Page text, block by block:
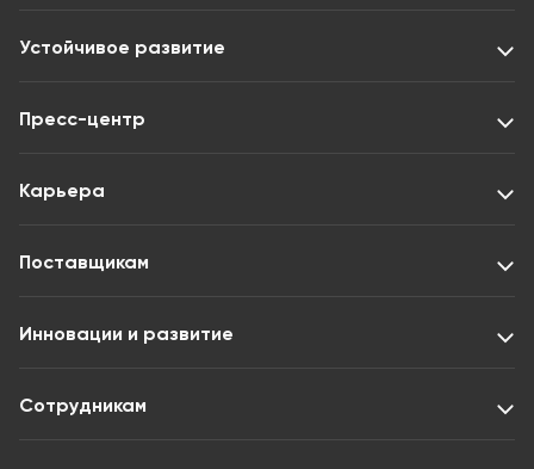
Устойчивое развитие
Пресс-центр
Карьера
Поставщикам
Инновации и развитие
Сотрудникам